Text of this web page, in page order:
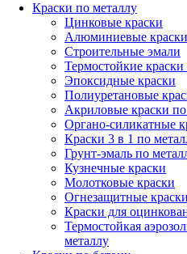
Краски по металлу
Цинковые краски
Алюминиевые краски
Строительные эмали
Термостойкие
Эпоксидные краски
Полиуретановые
Акриловые краски
Органо-силикатные
Краски 3 в 1 по
Грунт-эмаль по
Кузнечные краски
Молотковые краски
Огнезащитные
Краски для
Термостойкая
металлу